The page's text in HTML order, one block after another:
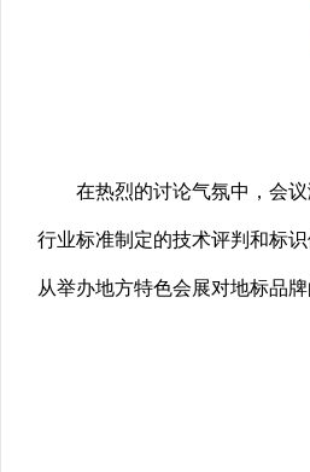
在热烈的讨论气氛中，会
行业标准制定的技术评判和标
从举办地方特色会展对地标品